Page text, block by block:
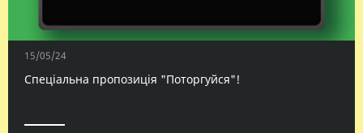
15/05/24
Спеціальна пропозиція "Поторгуйся"!